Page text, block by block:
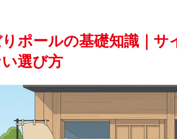
ポールの基礎知識｜サ
い選び方